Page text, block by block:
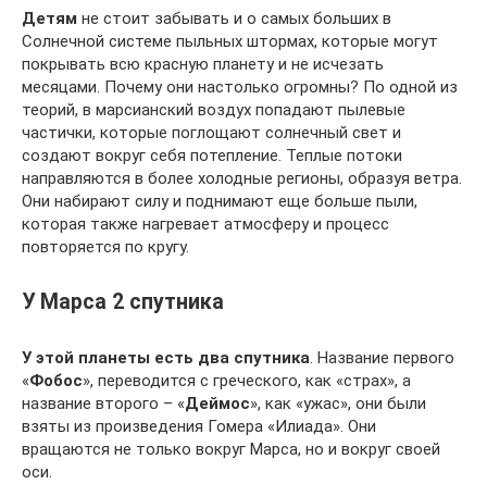
Детям не стоит забывать и о самых больших в
Солнечной системе пыльных штормах, которые могут
покрывать всю красную планету и не исчезать
месяцами. Почему они настолько огромны? По одной из
теорий, в марсианский воздух попадают пылевые
частички, которые поглощают солнечный свет и
создают вокруг себя потепление. Теплые потоки
направляются в более холодные регионы, образуя ветра.
Они набирают силу и поднимают еще больше пыли,
которая также нагревает атмосферу и процесс
повторяется по кругу.
У Марса 2 спутника
У этой планеты есть два спутника. Название первого
«Фобос», переводится с греческого, как «страх», а
название второго – «Деймос», как «ужас», они были
взяты из произведения Гомера «Илиада». Они
вращаются не только вокруг Марса, но и вокруг своей
оси.